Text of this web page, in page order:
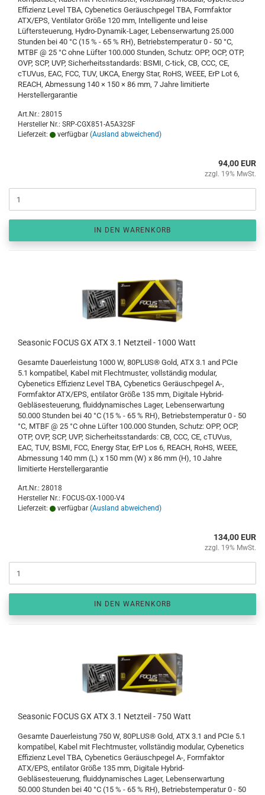
Effizienz Level TBA, Cybenetics Geräuschpegel TBA, Formfaktor
ATX/EPS, Ventilator Größe 120 mm, Intelligente und leise
Lüftersteuerung, Hydro-Dynamik-Lager, Lebenserwartung 25.000
Stunden bei 40 °C (15 % - 65 % RH), Betriebstemperatur 0 - 50 °C,
MTBF @ 25 °C ohne Lüfter 100.000 Stunden, Schutz: OPP, OCP, OTP,
OVP, SCP, UVP, Sicherheitsstandards: BSMI, C-tick, CB, CCC, CE,
cTUVus, EAC, FCC, TUV, UKCA, Energy Star, RoHS, WEEE, ErP Lot 6,
REACH, Abmessung 140 × 150 × 86 mm, 7 Jahre limitierte
Herstellergarantie
Art.Nr.: 28015
Hersteller Nr.: SRP-CGX851-A5A32SF
Lieferzeit:
verfügbar (Ausland abweichend)
94,00 EUR
zzgl. 19% MwSt.
IN DEN WARENKORB
Seasonic FOCUS GX ATX 3.1 Netzteil - 1000 Watt
Gesamte Dauerleistung 1000 W, 80PLUS® Gold, ATX 3.1 and PCIe
5.1 kompatibel, Kabel mit Flechtmuster, vollständig modular,
Cybenetics Effizienz Level TBA, Cybenetics Geräuschpegel A-,
Formfaktor ATX/EPS, entilator Größe 135 mm, Digitale Hybrid-
Gebläsesteuerung, fluiddynamisches Lager, Lebenserwartung
50.000 Stunden bei 40 °C (15 % - 65 % RH), Betriebstemperatur 0 - 50
°C, MTBF @ 25 °C ohne Lüfter 100.000 Stunden, Schutz: OPP, OCP,
OTP, OVP, SCP, UVP, Sicherheitsstandards: CB, CCC, CE, cTUVus,
EAC, TUV, BSMI, FCC, Energy Star, ErP Los 6, REACH, RoHS, WEEE,
Abmessung 140 mm (L) x 150 mm (W) x 86 mm (H), 10 Jahre
limitierte Herstellergarantie
Art.Nr.: 28018
Hersteller Nr.: FOCUS-GX-1000-V4
Lieferzeit:
verfügbar (Ausland abweichend)
134,00 EUR
zzgl. 19% MwSt.
IN DEN WARENKORB
Seasonic FOCUS GX ATX 3.1 Netzteil - 750 Watt
Gesamte Dauerleistung 750 W, 80PLUS® Gold, ATX 3.1 and PCIe 5.1
kompatibel, Kabel mit Flechtmuster, vollständig modular, Cybenetics
Effizienz Level TBA, Cybenetics Geräuschpegel A-, Formfaktor
ATX/EPS, entilator Größe 135 mm, Digitale Hybrid-
Gebläsesteuerung, fluiddynamisches Lager, Lebenserwartung
50.000 Stunden bei 40 °C (15 % - 65 % RH), Betriebstemperatur 0 - 50